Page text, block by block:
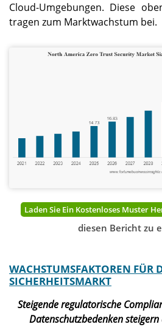
Cloud-Umgebungen. Diese
tragen zum Marktwachstum bei.
Laden Sie Ein Kostenloses Muster
diesen Bericht zu
WACHSTUMSFAKTOREN FÜR
SICHERHEITSMARKT
Steigende regulatorische
Datenschutzbedenken